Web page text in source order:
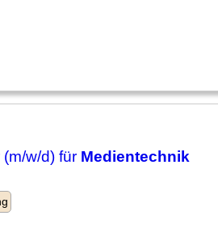
w/d) für Medientechnik